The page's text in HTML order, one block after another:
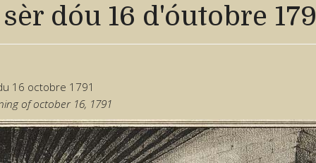
dóu 16 d'óutobre
16 octobre 1791
of october 16, 1791